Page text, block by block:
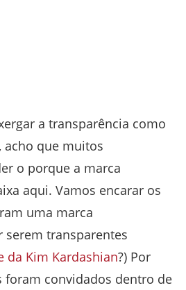
a transparência como
que muitos
o porque a marca
aqui. Vamos encarar os
uma marca
transparentes
da Kim Kardashian?) Por
foram convidados dentro de